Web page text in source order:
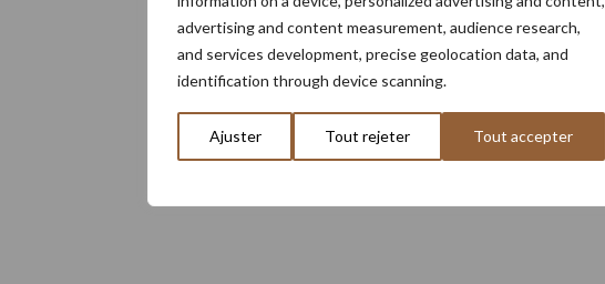
advertising and content measurement, audience research,
and services development, precise geolocation data, and
identification through device scanning.
Ajuster Tout rejeter Tout accepter